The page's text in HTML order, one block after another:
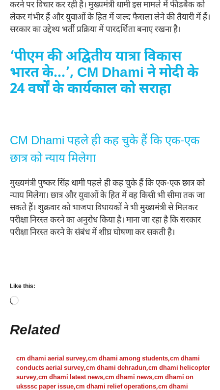
करने पर विचार कर रही है। मुख्यमंत्री धामी इस मामले में फीडबैक को
लेकर गंभीर हैं और युवाओं के हित में जल्द फैसला लेने की तैयारी में हैं।
सरकार का उद्देश्य भर्ती प्रक्रिया में पारदर्शिता बनाए रखना है।
‘पीएम की अद्वितीय यात्रा विकास
भारत के…’, CM Dhami ने मोदी के
24 वर्षों के कार्यकाल को सराहा
CM Dhami पहले ही कह चुके हैं कि एक-एक
छात्र को न्याय मिलेगा
मुख्यमंत्री पुष्कर सिंह धामी पहले ही कह चुके हैं कि एक-एक छात्र को
न्याय मिलेगा। छात्र और युवाओं के हित में वह किसी भी सीमा तक जा
सकते हैं। शुक्रवार को भाजपा विधायकों ने भी मुख्यमंत्री से मिलकर
परीक्षा निरस्त करने का अनुरोध किया है। माना जा रहा है कि सरकार
परीक्षा निरस्त करने के संबंध में शीघ्र घोषणा कर सकती है।
Like this:
Loading…
Related
cm dhami aerial survey,cm dhami among students,cm dhami
conducts aerial survey,cm dhami dehradun,cm dhami helicopter
survey,cm dhami latest news,cm dhami news,cm dhami on
uksssc paper issue,cm dhami relief operations,cm dhami